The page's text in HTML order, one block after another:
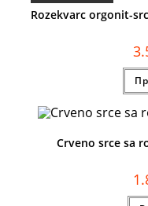
Rozekvarc orgonit-
Crveno srce sa